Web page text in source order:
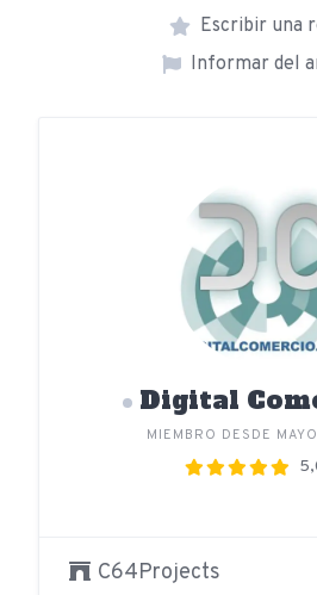
Escribir una
Informar del
Digital
MIEMBRO DESDE
C64Projects